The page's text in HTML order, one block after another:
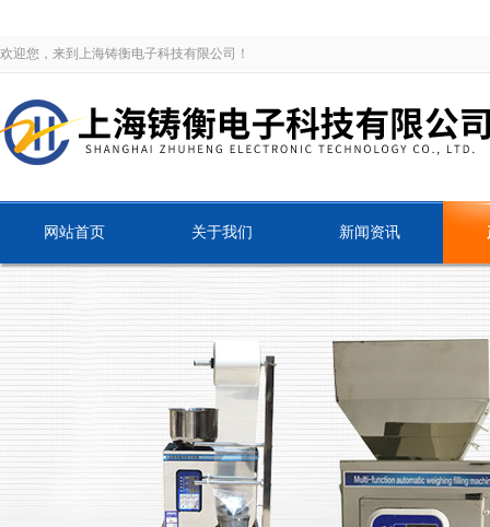
欢迎您，来到上海铸衡电子科技有限公司！
网站首页 关于我们 新闻资讯